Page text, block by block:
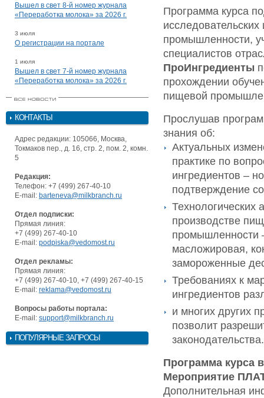
Вышел в свет 8-й номер журнала
«Переработка молока» за 2026 г.
3 июля
О регистрации на портале
1 июля
Вышел в свет 7-й номер журнала
«Переработка молока» за 2026 г.
КОНТАКТЫ
Адрес редакции: 105066, Москва,
Токмаков пер., д. 16, стр. 2, пом. 2, комн.
5
Редакция:
Телефон: +7 (499) 267-40-10
E-mail: barteneva@milkbranch.ru
Отдел подписки:
Прямая линия:
+7 (499) 267-40-10
E-mail: podpiska@vedomost.ru
Отдел рекламы:
Прямая линия:
+7 (499) 267-40-10, +7 (499) 267-40-15
E-mail: reklama@vedomost.ru
Вопросы работы портала:
E-mail: support@milkbranch.ru
ПОПУЛЯРНЫЕ ЗАПРОСЫ
Программа курса
промышленности,
специалистов
ПроИнгредиенты
прохождении
пищевой
Прослушав
знания об:
Актуальных
практике по
ингредиентов –
подтверждение
Технологических
производстве
промышленности
масложировая,
замороженные
Требованиях к
ингредиентов
и многих других
позволит
законодательства.
Программа курса
Мероприятие
Дополнительная